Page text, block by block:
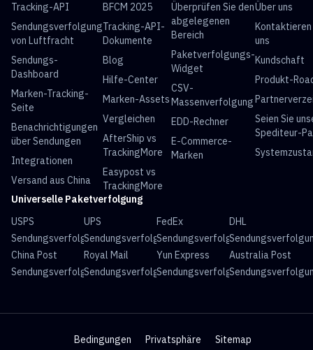
Tracking-API
Sendungsverfolgung
von Luftfracht
Sendungs-
Dashboard
Marken-Tracking-
Seite
Benachrichtigungen
über Sendungen
Integrationen
Versand aus China
BFCM 2025
Tracking-API-
Dokumente
Blog
Hilfe-Center
Marken-Assets
Vergleichen
AfterShip vs
TrackingMore
Easypost vs
TrackingMore
Überprüfen Sie den
abgelegenen
Bereich
Paketverfolgungs-
Widget
CSV-
Massenverfolgung
EDD-Rechner
E-Commerce-
Marken
Über uns
Kontaktieren
uns
Kundschaft
Produkt-
Seien Sie
Spediteur-
Universelle Paketverfolgung
USPS
Sendungsverfolgung
UPS
Sendungsverfolgung
FedEx
Sendungsverfolgung
DHL
China Post
Sendungsverfolgung
Royal Mail
Sendungsverfolgung
Yun Express
Sendungsverfolgung
Australia Post
Bedingungen Privatsphäre
Sitemap